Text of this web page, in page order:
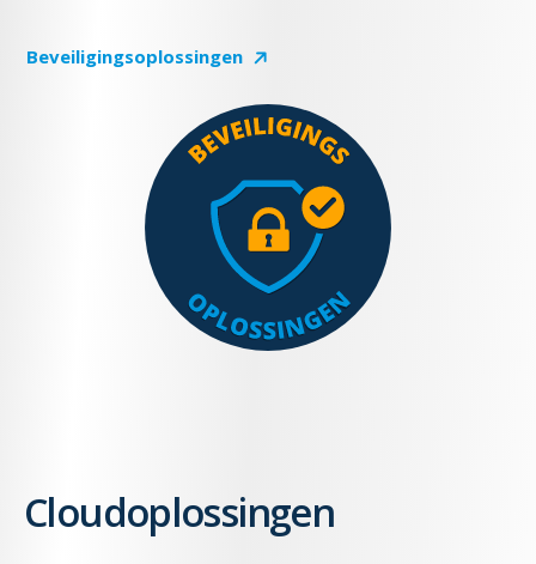
Beveiligingsoplossingen
Cloudoplossingen